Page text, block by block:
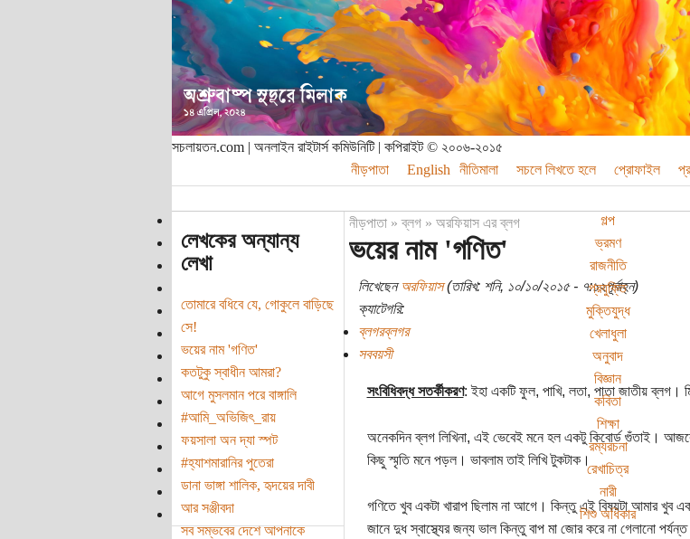
সচলায়তন.com | অনলাইন রাইটার্স কমিউনিটি | কপিরাইট © ২০০৬-২০১৫
নীড়পাতা
English নীতিমালা সচলে লিখতে হলে প্রোফাইল
গল্প
ভ্রমণ
রাজনীতি
প্রযুক্তি
মুক্তিযুদ্ধ
খেলাধুলা
অনুবাদ
বিজ্ঞান
কবিতা
শিক্ষা
রম্যরচনা
রেখাচিত্র
নারী
শিশু অধিকার
লেখকের অন্যান্য
লেখা
তোমারে বধিবে যে, গোকুলে বাড়িছে
সে!
ভয়ের নাম 'গণিত'
কতটুকু স্বাধীন আমরা?
আগে মুসলমান পরে বাঙ্গালি
#আমি_অভিজিৎ_রায়
ফয়সালা অন দ্যা স্পট
#হ্যাশমারানির পুতেরা
ডানা ভাঙ্গা শালিক, হৃদয়ের দাবী
আর সঞ্জীবদা
সব সম্ভবের দেশে আপনাকে
নীড়পাতা»ব্লগ» অরফিয়াস এর ব্লগ
ভয়ের নাম 'গণিত'
লিখেছেনঅরফিয়াস(তারিখ: শনি, ১০/১০/২০১৫ - ৭:১২পূর্বাহ্ন)
ক্যাটেগরি:
ব্লগরব্লগর
সববয়সী
সংবিধিবদ্ধ সতর্কীকরণ: ইহা একটি ফুল, পাখি, লতা, পাতা জাতীয় ব্লগ।
অনেকদিন ব্লগ লিখিনা, এই ভেবেই মনে হল একটু কিবোর্ড গুঁতাই।
কিছু স্মৃতি মনে পড়ল। ভাবলাম তাই লিখি টুকটাক।
গণিতে খুব একটা খারাপ ছিলাম না আগে। কিন্তু এই বিষয়টা আমার খুব
জানে দুধ স্বাস্থ্যের জন্য ভাল কিন্তু বাপ মা জোর করে না গেলানো